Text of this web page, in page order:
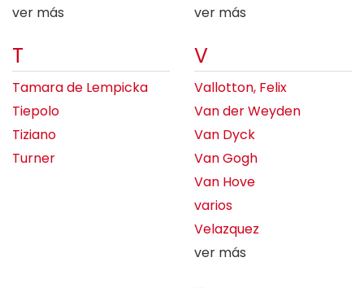
ver más
ver más
T
Tamara de Lempicka
Tiepolo
Tiziano
Turner
V
Vallotton, Felix
Van der Weyden
Van Dyck
Van Gogh
Van Hove
varios
Velazquez
ver más